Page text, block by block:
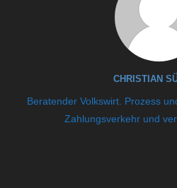
CHRISTIAN
Beratender Volkswirt. Prozess
Zahlungsverkehr und